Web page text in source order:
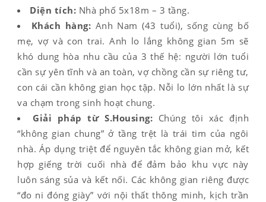
Diện tích: Nhà phố 5x18m – 3 tầng.
Khách hàng: Anh Nam (43 tuổi), sống cùng bố
mẹ, vợ và con trai. Anh lo lắng không gian 5m sẽ
khó dung hòa nhu cầu của 3 thế hệ: người lớn tuổi
cần sự yên tĩnh và an toàn, vợ chồng cần sự riêng tư,
con cái cần không gian học tập. Nỗi lo lớn nhất là sự
va chạm trong sinh hoạt chung.
Giải pháp từ S.Housing: Chúng tôi xác định
“không gian chung” ở tầng trệt là trái tim của ngôi
nhà. Áp dụng triệt để nguyên tắc không gian mở, kết
hợp giếng trời cuối nhà để đảm bảo khu vực này
luôn sáng sủa và kết nối. Các không gian riêng được
“đo ni đóng giày” với nội thất thông minh, kịch trần